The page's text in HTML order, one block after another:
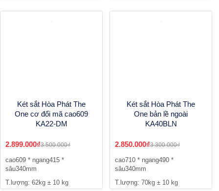
Két sắt Hòa Phát The
One cơ đổi mã cao609
KA22-DM
2.899.000₫3.500.000₫
cao609 * ngang415 *
sâu340mm
T.lượng: 62kg ± 10 kg
Két sắt Hòa Phát The
One bản lề ngoài
KA40BLN
2.850.000₫3.300.000₫
cao710 * ngang490 *
sâu340mm
T.lượng: 70kg ± 10 kg